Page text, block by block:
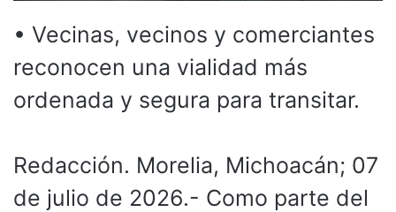
• Vecinas, vecinos y comerciantes
reconocen una vialidad más
ordenada y segura para transitar.
Redacción. Morelia, Michoacán; 07
de julio de 2026.- Como parte del